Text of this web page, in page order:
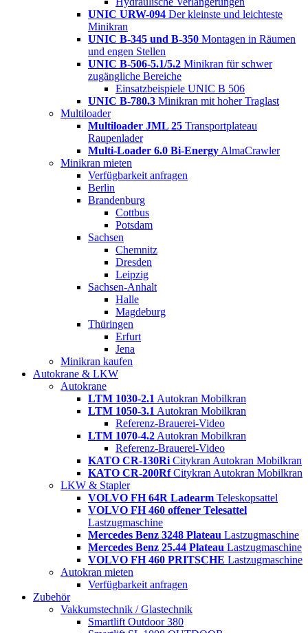
UNIC URW-094 Der kleinste und leichteste
Minikran
UNIC B-345 und B-350 Montagen in Räumen
und engen Stellen
UNIC B-506-5.1/5.2 Minikran für schwer
zugängliche Bereiche
Einsatzbeispiele UNIC B 506
UNIC B-780.3 Minikran mit hoher Traglast
Multiloader
Multiloader JML 25 Transportplateau
Raupenlader
Multi-Loader 6.0 Bi-Energy AlmaCrawler
Minikran mieten
Verfügbarkeit anfragen
Berlin
Brandenburg
Cottbus
Potsdam
Sachsen
Chemnitz
Dresden
Leipzig
Sachsen-Anhalt
Halle
Magdeburg
Thüringen
Erfurt
Jena
Minikran kaufen
Autokrane & LKW
Autokrane
LTM 1030-2.1 Autokran Mobilkran
LTM 1050-3.1 Autokran Mobilkran
Referenz-Brauerei-Video
LTM 1070-4.2 Autokran Mobilkran
Referenz-Brauerei-Video
KATO CR-130Ri Citykran Autokran Mobilkran
KATO CR-200RfCitykran Autokran Mobilkran
LKW & Stapler
VOLVO FH 64R Ladearm Teleskopsattel
VOLVO FH 460 offener Telesattel
Lastzugmaschine
Mercedes Benz 3248 Plateau Lastzugmaschine
Mercedes Benz 25.44 Plateau Lastzugmaschine
VOLVO FH 460 PRITSCHE Lastzugmaschine
Autokran mieten
Verfügbarkeit anfragen
Zubehör
Vakkumstechnik / Glastechnik
Smartlift Outdoor 380